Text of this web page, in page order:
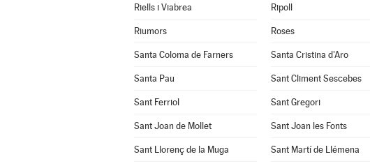
Riells i Viabrea Ripoll
Riumors Roses
Santa Coloma de Farners Santa Cristina d'Aro
Santa Pau Sant Climent Sescebes
Sant Ferriol Sant Gregori
Sant Joan de Mollet Sant Joan les Fonts
Sant Llorenç de la Muga Sant Martí de Llémena